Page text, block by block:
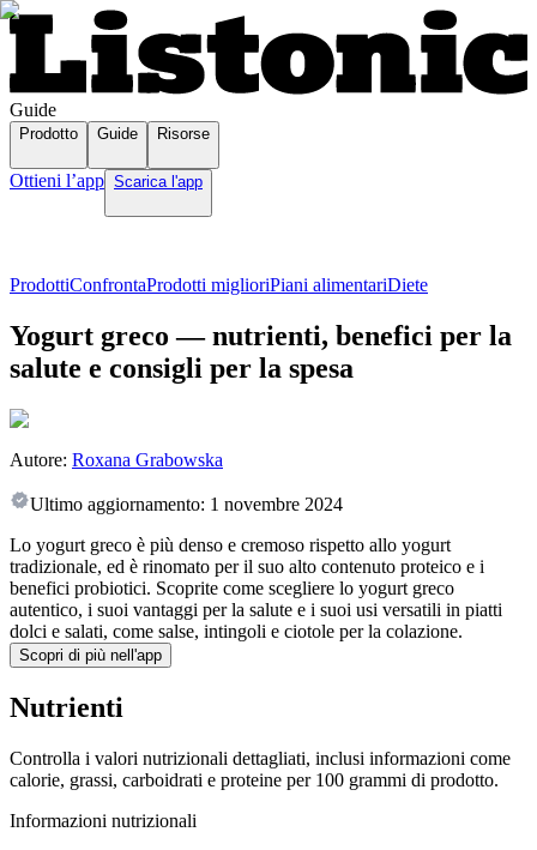
Guide
Prodotto Guide Risorse
Ottieni l’app Scarica l'app
ProdottiConfrontaProdotti miglioriPiani alimentariDiete
Yogurt greco — nutrienti, benefici per la
salute e consigli per la spesa
Autore: Roxana Grabowska
Ultimo aggiornamento: 1 novembre 2024
Lo yogurt greco è più denso e cremoso rispetto allo yogurt
tradizionale, ed è rinomato per il suo alto contenuto proteico e i
benefici probiotici. Scoprite come scegliere lo yogurt greco
autentico, i suoi vantaggi per la salute e i suoi usi versatili in piatti
dolci e salati, come salse, intingoli e ciotole per la colazione.
Scopri di più nell'app
Nutrienti
Controlla i valori nutrizionali dettagliati, inclusi informazioni come
calorie, grassi, carboidrati e proteine per 100 grammi di prodotto.
Informazioni nutrizionali